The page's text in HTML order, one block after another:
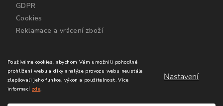
Používáme cookies, abychom Vám umožnili pohodlné
prohlížení webu a díky analýze provozu webu neustále
zlepšovali jeho funkce, výkon a použitelnost.Více
informacízde.
Nastavení
GDPR
Cookies
Reklamace a vrácení zboží